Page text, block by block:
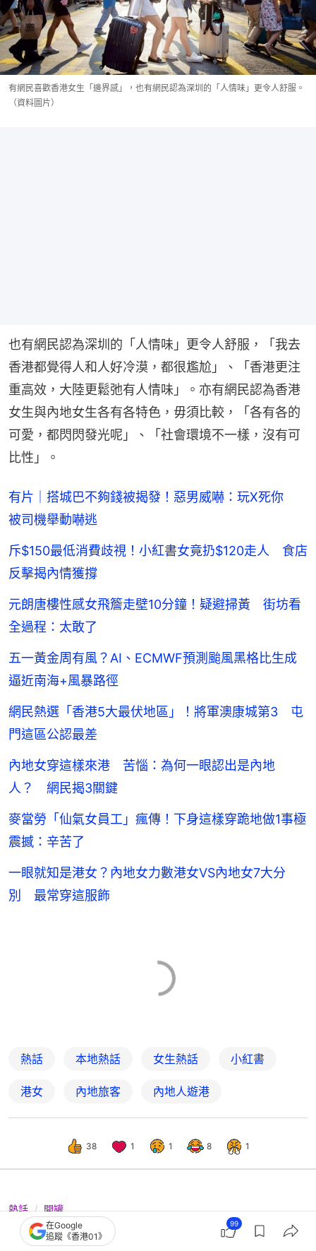
有網民喜歡香港女生「邊界感」，也有網民認為深圳的「人情味」更令人舒服。
（資料圖片）
也有網民認為深圳的「人情味」更令人舒服，「我去
香港都覺得人和人好冷漠，都很尷尬」、「香港更注
重高效，大陸更鬆弛有人情味」。亦有網民認為香港
女生與內地女生各有各特色，毋須比較，「各有各的
可愛，都閃閃發光呢」、「社會環境不一樣，沒有可
比性」。
有片｜搭城巴不夠錢被揭發！惡男威嚇：玩X死你
被司機舉動嚇逃
斥$150最低消費歧視！小紅書女竟扔$120走人 食店
反擊揭內情獲撐
元朗唐樓性感女飛簷走壁10分鐘！疑避掃黃 街坊看
全過程：太敢了
五一黃金周有風？AI、ECMWF預測颱風黑格比生成
逼近南海+風暴路徑
網民熱選「香港5大最伏地區」！將軍澳康城第3 屯
門這區公認最差
內地女穿這樣來港 苦惱：為何一眼認出是內地
人？ 網民揭3關鍵
麥當勞「仙氣女員工」瘋傳！下身這樣穿跪地做1事極
震撼：辛苦了
一眼就知是港女？內地女力數港女VS內地女7大分
別 最常穿這服飾
熱話 本地熱話 女生熱話 小紅書
港女 內地旅客 內地人遊港
38 1 1 8 1
熱話 開罐
深港女生性格差異：邊界感強VS分享欲
在Google
追蹤《香港01》
99